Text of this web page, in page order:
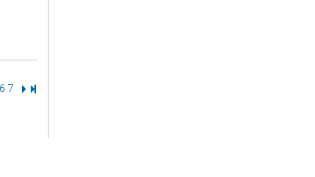
Seite
6 Seite
7 Nächste Seite
Letzte Seite